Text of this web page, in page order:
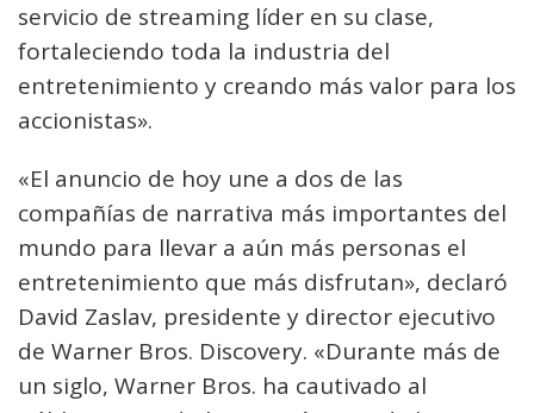
servicio de streaming líder en su clase,
fortaleciendo toda la industria del
entretenimiento y creando más valor para los
accionistas».
«El anuncio de hoy une a dos de las
compañías de narrativa más importantes del
mundo para llevar a aún más personas el
entretenimiento que más disfrutan», declaró
David Zaslav, presidente y director ejecutivo
de Warner Bros. Discovery. «Durante más de
un siglo, Warner Bros. ha cautivado al